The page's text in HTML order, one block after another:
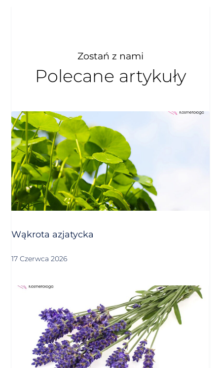
Zostań z nami
Polecane artykuły
Wąkrota azjatycka
17 Czerwca 2026